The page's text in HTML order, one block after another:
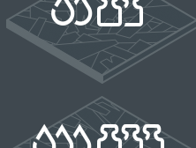
на условиях и для целей, определенных в